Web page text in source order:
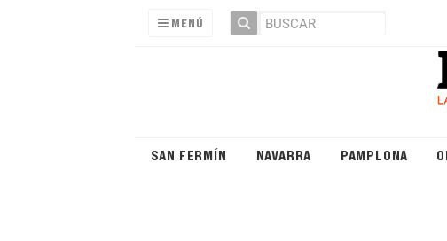
MENÚ
SAN FERMÍN NAVARRA PAMPLONA